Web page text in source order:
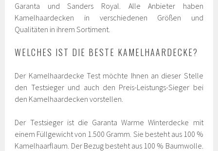
Garanta und Sanders Royal. Alle Anbieter haben
Kamelhaardecken in verschiedenen Größen und
Qualitäten in ihrem Sortiment.
WELCHES IST DIE BESTE KAMELHAARDECKE?
Der Kamelhaardecke Test möchte Ihnen an dieser Stelle
den Testsieger und auch den Preis-Leistungs-Sieger bei
den Kamelhaardecken vorstellen.
Der Testsieger ist die Garanta Warme Winterdecke mit
einem Füllgewicht von 1.500 Gramm. Sie besteht aus 100 %
Kamelhaarflaum. Der Bezug besteht aus 100 % Baumwolle.